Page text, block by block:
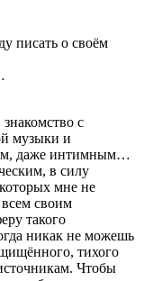
писать о своём
с
музыки и
даже интимным…
в силу
мне не
своим
такого
никак не можешь
тихого
Чтобы